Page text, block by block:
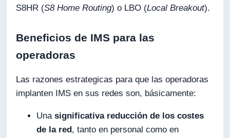
S8HR (S8 Home Routing) o LBO (Local Breakout).
Beneficios de IMS para las
operadoras
Las razones estrategicas para que las operadoras
implanten IMS en sus redes son, básicamente:
Unasignificativa reducción de los costes
de la red, tanto en personal como en